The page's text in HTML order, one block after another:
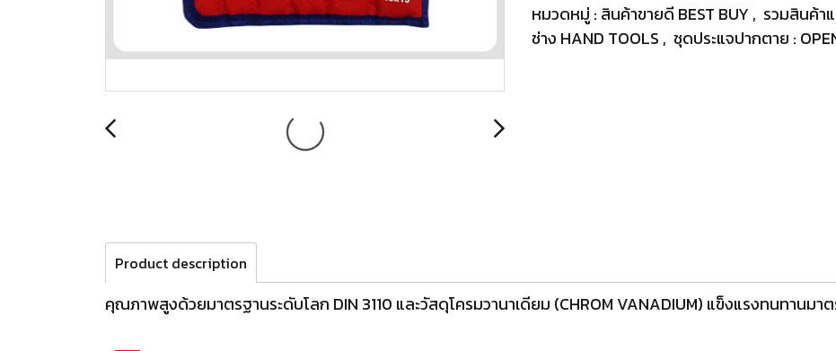
หมวดหมู่ : สินค้าขายดี BEST BUY , รวมสินค้า
ช่าง HAND TOOLS , ชุดประแจปากตาย :
Product description
คุณภาพสูงด้วยมาตรฐานระดับโลก DIN 3110 และวัสดุโครมวานาเดียม (CHROM VANADIUM) แข็งแรงทนทานมาต